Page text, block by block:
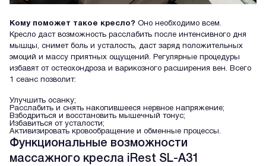
Кому поможет такое кресло? Оно необходимо всем.
Кресло даст возможность расслабить после интенсивного дня
мышцы, снимет боль и усталость, даст заряд положительных
эмоций и массу приятных ощущений. Регулярные процедуры
избавят от остеохондроза и варикозного расширения вен. Всего
1 сеанс позволит:
Улучшить осанку;
Расслабить и снять накопившееся нервное напряжение;
Взбодриться и восстановить мышечный тонус;
Избавиться от усталости;
Активизировать кровообращение и обменные процессы.
Функциональные возможности
массажного кресла iRest SL-A31